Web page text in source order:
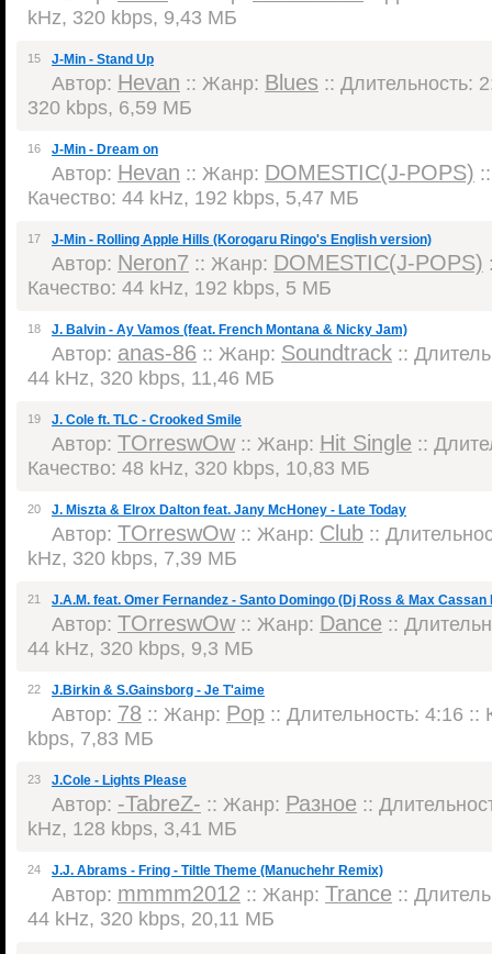
kHz, 320 kbps, 9,43 МБ
15 J-Min - Stand Up
Автор: Hevan :: Жанр: Blues :: Длительность:
320 kbps, 6,59 МБ
16 J-Min - Dream on
Автор: Hevan :: Жанр: DOMESTIC(J-POPS)
Качество: 44 kHz, 192 kbps, 5,47 МБ
17 J-Min - Rolling Apple Hills (Korogaru Ringo's English version)
Автор: Neron7 :: Жанр: DOMESTIC(J-POPS)
Качество: 44 kHz, 192 kbps, 5 МБ
18 J. Balvin - Ay Vamos (feat. French Montana & Nicky Jam)
Автор: anas-86 :: Жанр: Soundtrack ::
44 kHz, 320 kbps, 11,46 МБ
19 J. Cole ft. TLC - Crooked Smile
Автор: TOrreswOw:: Жанр: Hit Single ::
Качество: 48 kHz, 320 kbps, 10,83 МБ
20 J. Miszta & Elrox Dalton feat. Jany McHoney - Late Today
Автор: TOrreswOw:: Жанр: Club ::
kHz, 320 kbps, 7,39 МБ
21 J.A.M. feat. Omer Fernandez - Santo Domingo (Dj Ross & Max Cassan
Автор: TOrreswOw:: Жанр: Dance ::
44 kHz, 320 kbps, 9,3 МБ
22 J.Birkin & S.Gainsborg - Je T'aime
Автор: 78 :: Жанр: Pop :: Длительность: 4:16 ::
kbps, 7,83 МБ
23 J.Cole - Lights Please
Автор: -TabreZ- :: Жанр: Разное ::
kHz, 128 kbps, 3,41 МБ
24 J.J. Abrams - Fring - Tiltle Theme (Manuchehr Remix)
Автор: mmmm2012 :: Жанр: Trance ::
44 kHz, 320 kbps, 20,11 МБ